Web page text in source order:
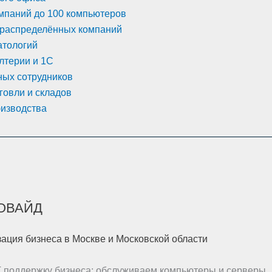
до 100 компьютеров
компаний
и 1С
сотрудников
и складов
бизнеса в Москве и Московской области